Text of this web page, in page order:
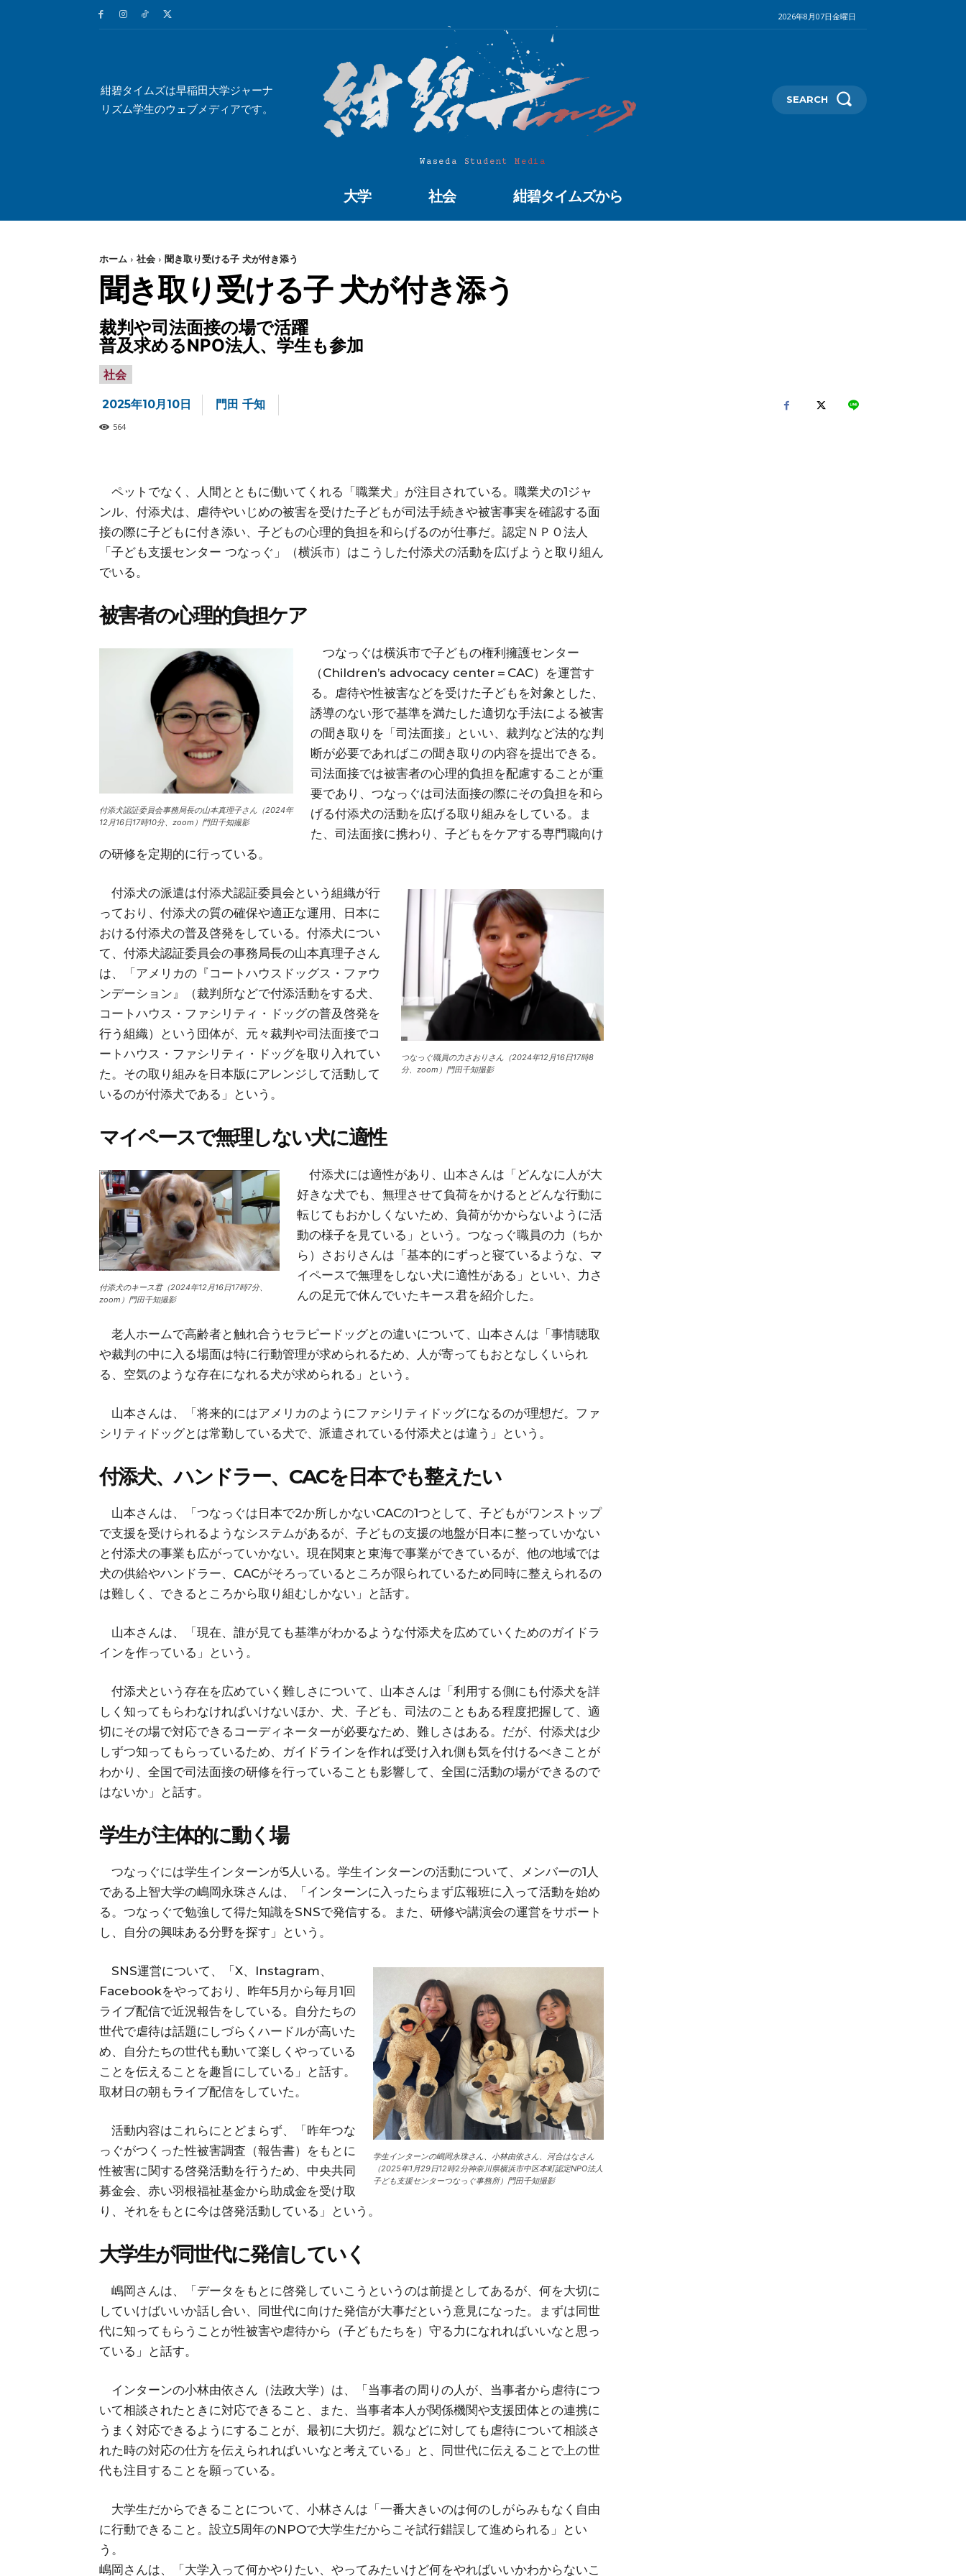
2026年8月07日金曜日
紺碧タイムズは早稲田大学ジャーナ
リズム学生のウェブメディアです。
Waseda Student Media
SEARCH
大学 社会 紺碧タイムズから
ホーム 社会 聞き取り受ける子 犬が付き添う
聞き取り受ける子 犬が付き添う
裁判や司法面接の場で活躍
普及求めるNPO法人、学生も参加
社会
2025年10月10日 門田 千知
564
ペットでなく、人間とともに働いてくれる「職業犬」が注目されている。職業犬の1ジャ
ンル、付添犬は、虐待やいじめの被害を受けた子どもが司法手続きや被害事実を確認する面
接の際に子どもに付き添い、子どもの心理的負担を和らげるのが仕事だ。認定ＮＰＯ法人
「子ども支援センター つなっぐ」（横浜市）はこうした付添犬の活動を広げようと取り組ん
でいる。
被害者の心理的負担ケア
付添犬認証委員会事務局長の山本真理子さん（2024年
12月16日17時10分、zoom）門田千知撮影
つなっぐは横浜市で子どもの権利擁護センター
（Children’s advocacy center＝CAC）を運営す
る。虐待や性被害などを受けた子どもを対象とした、
誘導のない形で基準を満たした適切な手法による被害
の聞き取りを「司法面接」といい、裁判など法的な判
断が必要であればこの聞き取りの内容を提出できる。
司法面接では被害者の心理的負担を配慮することが重
要であり、つなっぐは司法面接の際にその負担を和ら
げる付添犬の活動を広げる取り組みをしている。ま
た、司法面接に携わり、子どもをケアする専門職向け
の研修を定期的に行っている。
つなっぐ職員の力さおりさん（2024年12月16日17時8
分、zoom）門田千知撮影
付添犬の派遣は付添犬認証委員会という組織が行
っており、付添犬の質の確保や適正な運用、日本に
おける付添犬の普及啓発をしている。付添犬につい
て、付添犬認証委員会の事務局長の山本真理子さん
は、「アメリカの『コートハウスドッグス・ファウ
ンデーション』（裁判所などで付添活動をする犬、
コートハウス・ファシリティ・ドッグの普及啓発を
行う組織）という団体が、元々裁判や司法面接でコ
ートハウス・ファシリティ・ドッグを取り入れてい
た。その取り組みを日本版にアレンジして活動して
いるのが付添犬である」という。
マイペースで無理しない犬に適性
付添犬のキース君（2024年12月16日17時7分、
zoom）門田千知撮影
付添犬には適性があり、山本さんは「どんなに人が大
好きな犬でも、無理させて負荷をかけるとどんな行動に
転じてもおかしくないため、負荷がかからないように活
動の様子を見ている」という。つなっぐ職員の力（ちか
ら）さおりさんは「基本的にずっと寝ているような、マ
イペースで無理をしない犬に適性がある」といい、力さ
んの足元で休んでいたキース君を紹介した。
老人ホームで高齢者と触れ合うセラピードッグとの違いについて、山本さんは「事情聴取
や裁判の中に入る場面は特に行動管理が求められるため、人が寄ってもおとなしくいられ
る、空気のような存在になれる犬が求められる」という。
山本さんは、「将来的にはアメリカのようにファシリティドッグになるのが理想だ。ファ
シリティドッグとは常勤している犬で、派遣されている付添犬とは違う」という。
付添犬、ハンドラー、CACを日本でも整えたい
山本さんは、「つなっぐは日本で2か所しかないCACの1つとして、子どもがワンストップ
で支援を受けられるようなシステムがあるが、子どもの支援の地盤が日本に整っていかない
と付添犬の事業も広がっていかない。現在関東と東海で事業ができているが、他の地域では
犬の供給やハンドラー、CACがそろっているところが限られているため同時に整えられるの
は難しく、できるところから取り組むしかない」と話す。
山本さんは、「現在、誰が見ても基準がわかるような付添犬を広めていくためのガイドラ
インを作っている」という。
付添犬という存在を広めていく難しさについて、山本さんは「利用する側にも付添犬を詳
しく知ってもらわなければいけないほか、犬、子ども、司法のこともある程度把握して、適
切にその場で対応できるコーディネーターが必要なため、難しさはある。だが、付添犬は少
しずつ知ってもらっているため、ガイドラインを作れば受け入れ側も気を付けるべきことが
わかり、全国で司法面接の研修を行っていることも影響して、全国に活動の場ができるので
はないか」と話す。
学生が主体的に動く場
つなっぐには学生インターンが5人いる。学生インターンの活動について、メンバーの1人
である上智大学の嶋岡永珠さんは、「インターンに入ったらまず広報班に入って活動を始め
る。つなっぐで勉強して得た知識をSNSで発信する。また、研修や講演会の運営をサポート
し、自分の興味ある分野を探す」という。
学生インターンの嶋岡永珠さん、小林由依さん、河合はなさん
（2025年1月29日12時2分神奈川県横浜市中区本町認定NPO法人
子ども支援センターつなっぐ事務所）門田千知撮影
SNS運営について、「X、Instagram、
Facebookをやっており、昨年5月から毎月1回
ライブ配信で近況報告をしている。自分たちの
世代で虐待は話題にしづらくハードルが高いた
め、自分たちの世代も動いて楽しくやっている
ことを伝えることを趣旨にしている」と話す。
取材日の朝もライブ配信をしていた。
活動内容はこれらにとどまらず、「昨年つな
っぐがつくった性被害調査（報告書）をもとに
性被害に関する啓発活動を行うため、中央共同
募金会、赤い羽根福祉基金から助成金を受け取
り、それをもとに今は啓発活動している」という。
大学生が同世代に発信していく
嶋岡さんは、「データをもとに啓発していこうというのは前提としてあるが、何を大切に
していけばいいか話し合い、同世代に向けた発信が大事だという意見になった。まずは同世
代に知ってもらうことが性被害や虐待から（子どもたちを）守る力になれればいいなと思っ
ている」と話す。
インターンの小林由依さん（法政大学）は、「当事者の周りの人が、当事者から虐待につ
いて相談されたときに対応できること、また、当事者本人が関係機関や支援団体との連携に
うまく対応できるようにすることが、最初に大切だ。親などに対しても虐待について相談さ
れた時の対応の仕方を伝えられればいいなと考えている」と、同世代に伝えることで上の世
代も注目することを願っている。
大学生だからできることについて、小林さんは「一番大きいのは何のしがらみもなく自由
に行動できること。設立5周年のNPOで大学生だからこそ試行錯誤して進められる」とい
う。
嶋岡さんは、「大学入って何かやりたい、やってみたいけど何をやればいいかわからないこ